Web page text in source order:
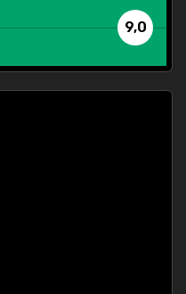
9,0